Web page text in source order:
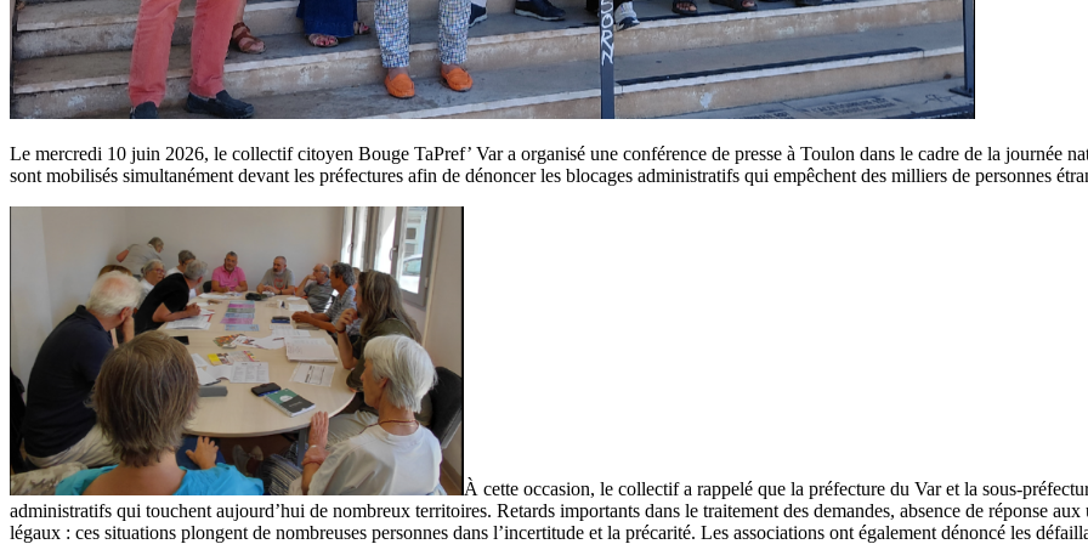
Le mercredi 10 juin 2026, le collectif citoyen Bouge TaPref’ Var a organisé une conférence de presse à Toulon dans le cadre de la journée
sont mobilisés simultanément devant les préfectures afin de dénoncer les blocages administratifs qui empêchent des milliers de personnes
À cette occasion, le collectif a rappelé que la préfecture du Var et la sous-
administratifs qui touchent aujourd’hui de nombreux territoires. Retards importants dans le traitement des demandes, absence de réponse
légaux : ces situations plongent de nombreuses personnes dans l’incertitude et la précarité. Les associations ont également dénoncé les